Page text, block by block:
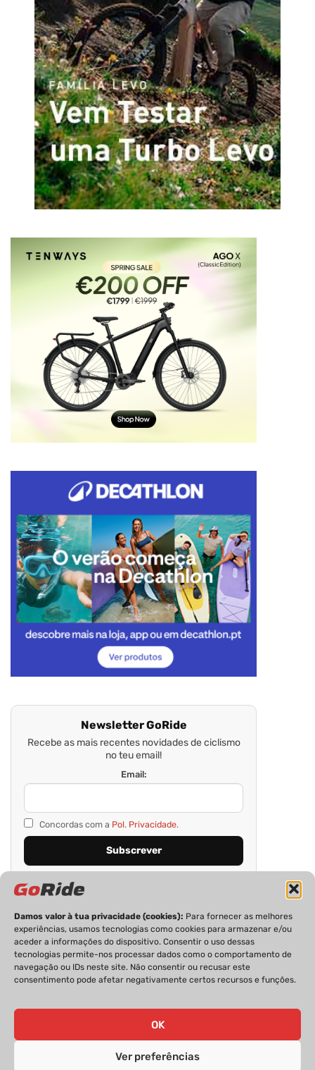
Damos valor à tua privacidade (cookies): Para fornecer as melhores
experiências, usamos tecnologias como cookies para armazenar e/ou
aceder a informações do dispositivo. Consentir o uso dessas
tecnologias permite-nos processar dados como o comportamento de
navegação ou IDs neste site. Não consentir ou recusar este
consentimento pode afetar negativamente certos recursos e funções.
OK
Ver preferências
Newsletter GoRide
Recebe as mais recentes novidades de ciclismo
no teu email!
Email:
Concordas com a Pol. Privacidade.
PRIVACIDADE FICHA TÉCNICA
ESTATUTO EDITORIAL